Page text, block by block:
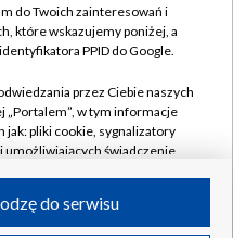
do Twoich zainteresowań i
które wskazujemy poniżej, a
PPID do Google.
przez Ciebie naszych
„Portalem”, w tym informacje
jak: pliki cookie, sygnalizatory
umożliwiających świadczenie
do serwisu